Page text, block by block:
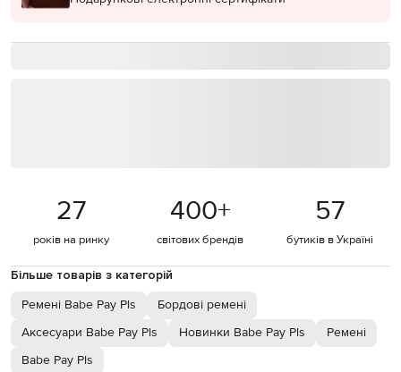
27
років на ринку
400+
світових брендів
57
бутиків в Україні
Більше товарів з категорій
Ремені Babe Pay Pls
Бордові ремені
Аксесуари Babe Pay Pls
Новинки Babe Pay Pls
Ремені
Babe Pay Pls